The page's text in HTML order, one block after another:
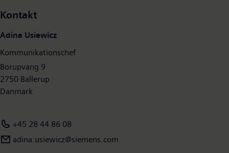
Kontakt
Adina Usiewicz
Kommunikationschef
Borupvang 9
2750 Ballerup
Danmark
+45 28 44 86 08
adina.usiewicz@siemens.com